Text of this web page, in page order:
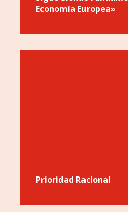
Economía Europea»
Prioridad Racional